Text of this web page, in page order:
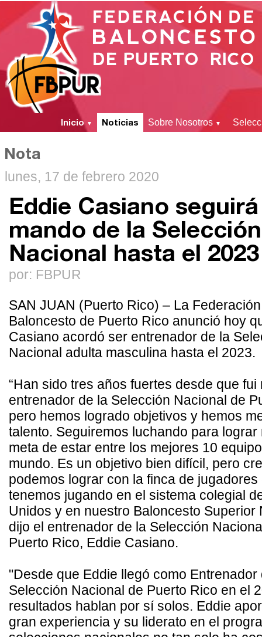
Inicio ▼ Noticias Sobre Nosotros ▼
Nota
lunes, 17 de febrero 2020
Eddie Casiano
mando de la Selección
Nacional hasta el 2023
por: FBPUR
SAN JUAN (Puerto Rico) – La
Baloncesto de Puerto Rico anunció hoy
Casiano acordó ser entrenador de la
Nacional adulta masculina hasta el 2023.
“Han sido tres años fuertes desde que fui
entrenador de la Selección Nacional de
pero hemos logrado objetivos y hemos
talento. Seguiremos luchando para lograr
meta de estar entre los mejores 10
mundo. Es un objetivo bien difícil, pero
podemos lograr con la finca de jugadores
tenemos jugando en el sistema colegial
Unidos y en nuestro Baloncesto Superior
dijo el entrenador de la Selección
Puerto Rico, Eddie Casiano.
"Desde que Eddie llegó como Entrenador
Selección Nacional de Puerto Rico en el
resultados hablan por sí solos. Eddie
gran experiencia y su liderato en el